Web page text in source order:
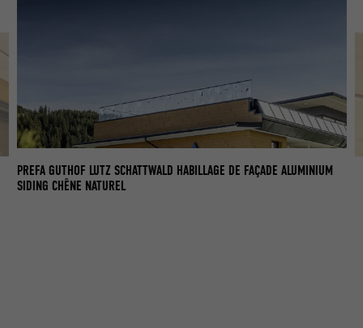
PREFA GUTHOF LUTZ SCHATTWALD HABILLAGE DE FAÇADE ALUMINIUM
SIDING CHÊNE NATUREL